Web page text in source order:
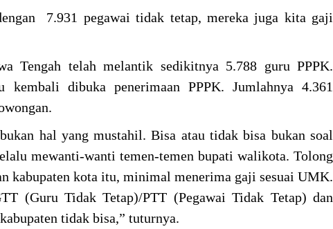
7.931 pegawai tidak tetap, mereka juga kita gaji
Tengah telah melantik sedikitnya 5.788 guru PPPK.
dibuka penerimaan PPPK. Jumlahnya 4.361
hal yang mustahil. Bisa atau tidak bisa bukan soal
mewanti-wanti temen-temen bupati walikota. Tolong
kabupaten kota itu, minimal menerima gaji sesuai UMK.
(Guru Tidak Tetap)/PTT (Pegawai Tidak Tetap) dan
tidak bisa,” tuturnya.